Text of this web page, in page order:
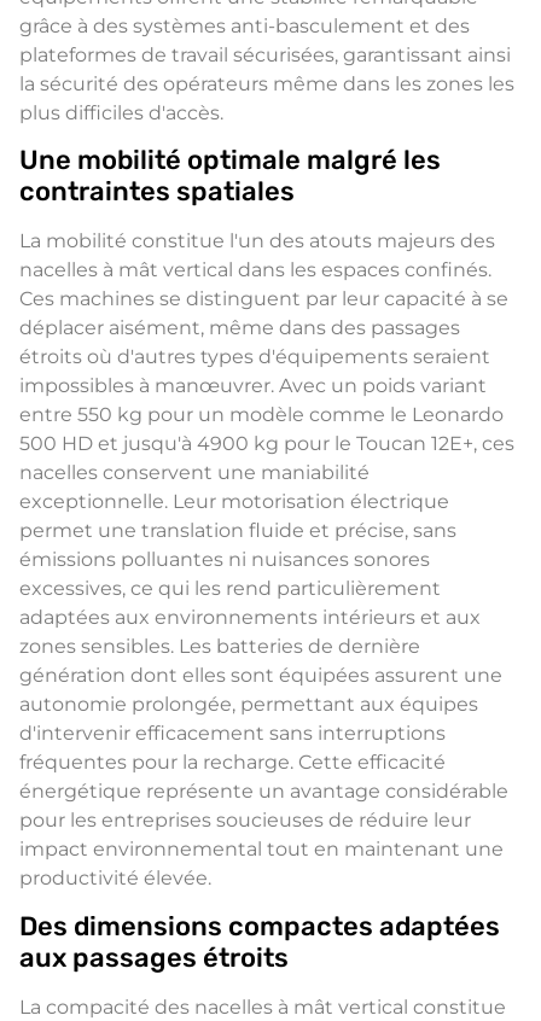
grâce à des systèmes anti-basculement et des
plateformes de travail sécurisées, garantissant ainsi
la sécurité des opérateurs même dans les zones les
plus difficiles d'accès.
Une mobilité optimale malgré les
contraintes spatiales
La mobilité constitue l'un des atouts majeurs des
nacelles à mât vertical dans les espaces confinés.
Ces machines se distinguent par leur capacité à se
déplacer aisément, même dans des passages
étroits où d'autres types d'équipements seraient
impossibles à manœuvrer. Avec un poids variant
entre 550 kg pour un modèle comme le Leonardo
500 HD et jusqu'à 4900 kg pour le Toucan 12E+, ces
nacelles conservent une maniabilité
exceptionnelle. Leur motorisation électrique
permet une translation fluide et précise, sans
émissions polluantes ni nuisances sonores
excessives, ce qui les rend particulièrement
adaptées aux environnements intérieurs et aux
zones sensibles. Les batteries de dernière
génération dont elles sont équipées assurent une
autonomie prolongée, permettant aux équipes
d'intervenir efficacement sans interruptions
fréquentes pour la recharge. Cette efficacité
énergétique représente un avantage considérable
pour les entreprises soucieuses de réduire leur
impact environnemental tout en maintenant une
productivité élevée.
Des dimensions compactes adaptées
aux passages étroits
La compacité des nacelles à mât vertical constitue